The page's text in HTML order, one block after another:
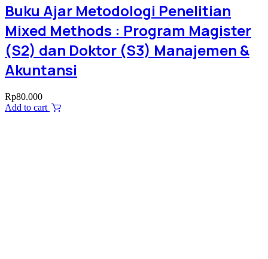
Buku Ajar Metodologi Penelitian
Mixed Methods : Program Magister
(S2) dan Doktor (S3) Manajemen &
Akuntansi
Rp80.000
Add to cart